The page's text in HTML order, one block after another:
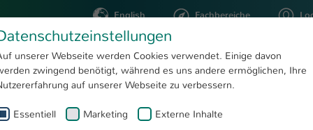
English Fachbereiche
STUDIUM FORSCHUNG
Forschung
unserer Webseite werden Cookies verwendet. Einige davon
zwingend benötigt, während es uns andere ermöglichen, Ihre
auf unserer Webseite zu verbessern.
Essentiell Marketing Externe Inhalte